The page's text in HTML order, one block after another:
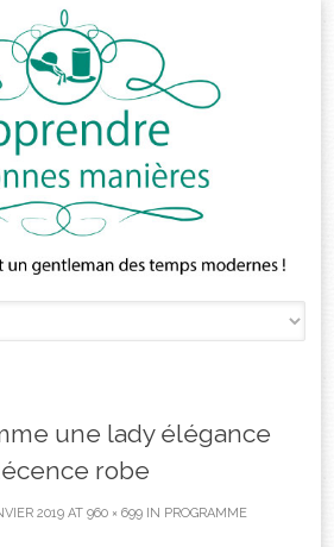
to
une lady élégance
robe
2019AT 960 × 699IN PROGRAMME